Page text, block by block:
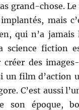
grand-chose.
mais
qui n’a
science fiction
des
un film d’action
C’est aussi
son époque,